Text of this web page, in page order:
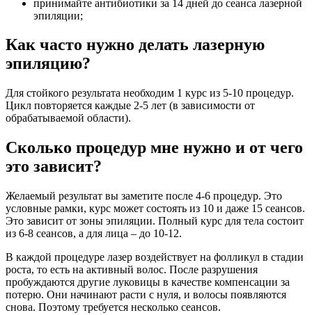
принимайте антибиотики за 14 дней до сеанса лазерной
эпиляции;
Как часто нужно делать лазерную
эпиляцию?
Для стойкого результата необходим 1 курс из 5-10 процедур.
Цикл повторяется каждые 2-5 лет (в зависимости от
обрабатываемой области).
Сколько процедур мне нужно и от чего
это зависит?
Желаемый результат вы заметите после 4-6 процедур. Это
условные рамки, курс может состоять из 10 и даже 15 сеансов.
Это зависит от зоны эпиляции. Полный курс для тела состоит
из 6-8 сеансов, а для лица – до 10-12.
В каждой процедуре лазер воздействует на фолликул в стадии
роста, то есть на активный волос. После разрушения
пробуждаются другие луковицы в качестве компенсации за
потерю. Они начинают расти с нуля, и волосы появляются
снова. Поэтому требуется несколько сеансов.